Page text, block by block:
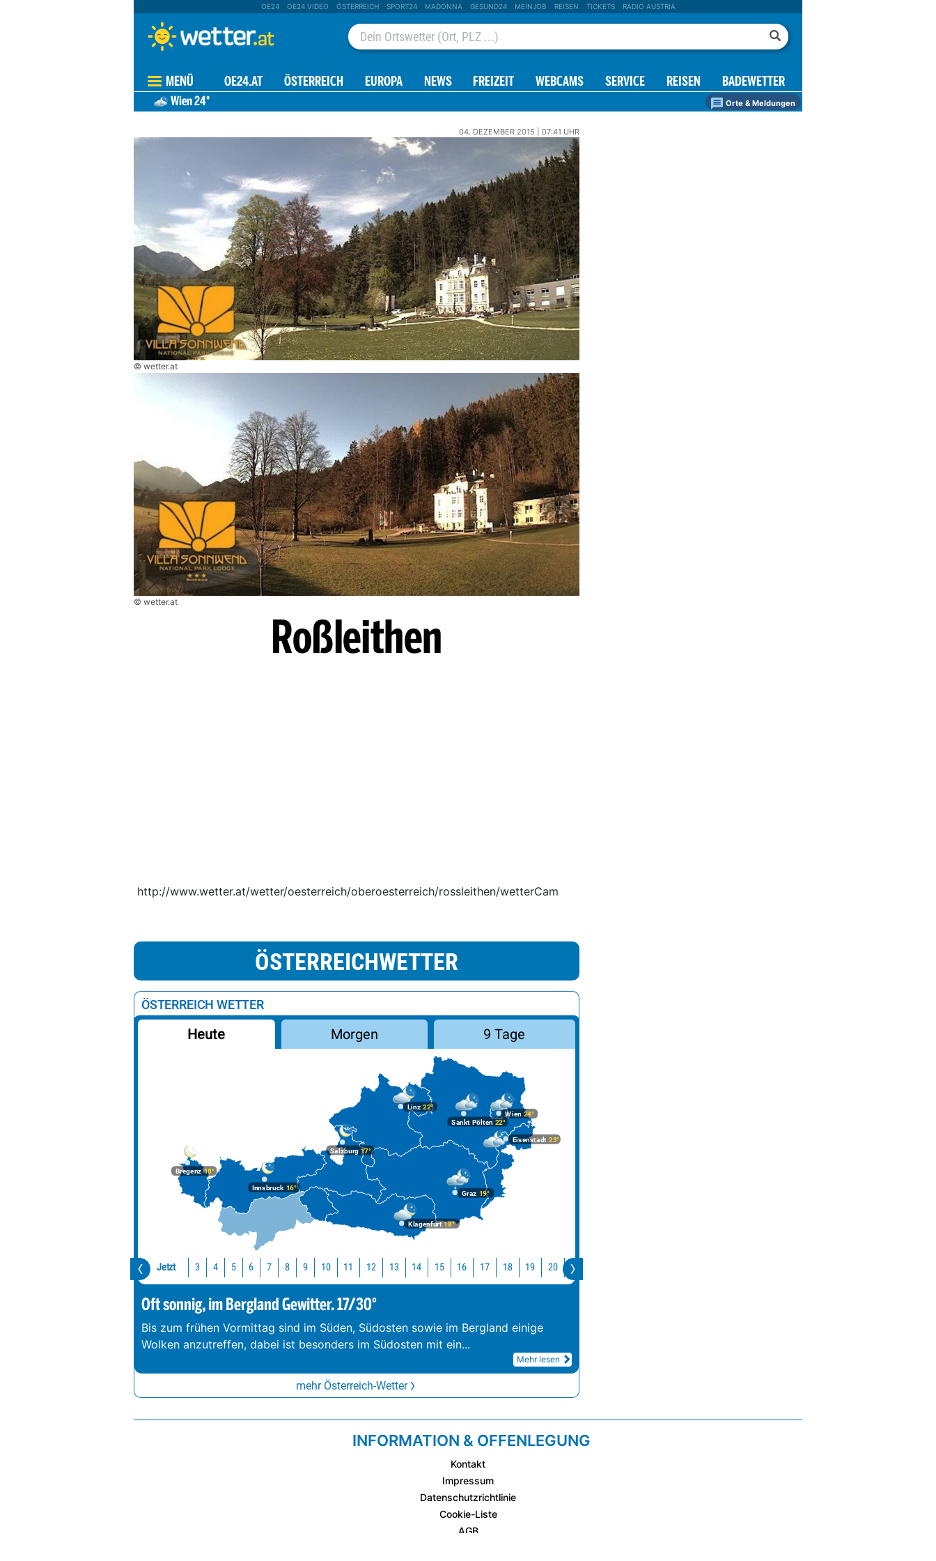
OE24 OE24 VIDEO ÖSTERREICH SPORT24 MADONNA GESUND24 MEINJOB REISEN TICKETS RADIO AUSTRIA
MENÜ OE24.AT ÖSTERREICH EUROPA NEWS FREIZEIT WEBCAMS SERVICE REISEN BADEWETTER
Wien24° Orte & Meldungen
04. DEZEMBER 2015 | 07:41 UHR
© wetter.at
© wetter.at
Roßleithen
http://www.wetter.at/wetter/oesterreich/oberoesterreich/rossleithen/wetterCam
ÖSTERREICHWETTER
ÖSTERREICH WETTER
Heute Morgen 9 Tage
Bregenz18°
Graz 19°
Innsbruck16°
Klagenfurt18°
Linz 22°
Salzburg17°
Wien 24°
Eisenstadt 23°
Sankt Pölten 22°
Jetzt 3 4 5 6 7 8 9 10 11 12 13 14 15 16 17 18 19 20 21
Oft sonnig, im Bergland Gewitter. 17/30°
Bis zum frühen Vormittag sind im Süden, Südosten sowie im Bergland einige
Wolken anzutreffen, dabei ist besonders im Südosten mit ein...
Mehr lesen
mehr Österreich-Wetter
INFORMATION & OFFENLEGUNG
Kontakt
Impressum
Datenschutzrichtlinie
Cookie-Liste
AGB